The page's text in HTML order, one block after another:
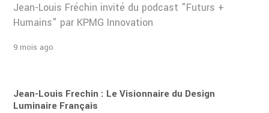
Jean-Louis Fréchin invité du podcast "Futurs +
Humains" par KPMG Innovation
9 mois ago
Jean-Louis Frechin : Le Visionnaire du Design
Luminaire Français